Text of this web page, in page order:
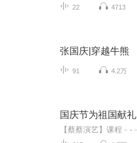
22 4713
张国庆|穿越牛熊
91 4.2万
国庆节为祖国献礼